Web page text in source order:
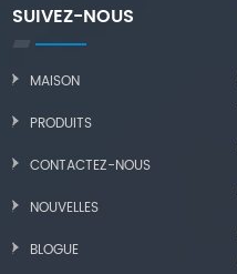
SUIVEZ-NOUS
MAISON
PRODUITS
CONTACTEZ-NOUS
NOUVELLES
BLOGUE